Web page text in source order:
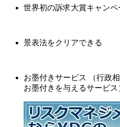
世界初の訴求大賞キャンペ
景表法をクリアできる
お墨付きサービス （行政
お墨付きを与えるサービス